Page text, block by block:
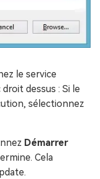
le service
droit dessus : Si le
sélectionnez
Démarrer
Cela